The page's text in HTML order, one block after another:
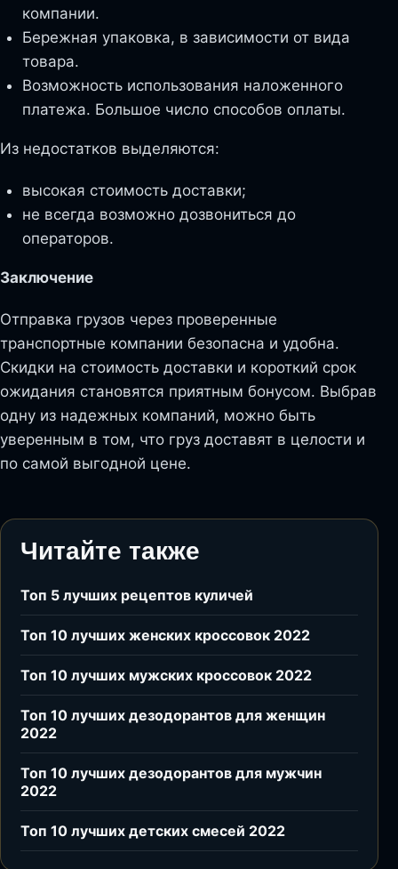
компании.
Бережная упаковка, в зависимости от вида
товара.
Возможность использования наложенного
платежа. Большое число способов оплаты.
Из недостатков выделяются:
высокая стоимость доставки;
не всегда возможно дозвониться до
операторов.
Заключение
Отправка грузов через проверенные
транспортные компании безопасна и удобна.
Скидки на стоимость доставки и короткий срок
ожидания становятся приятным бонусом. Выбрав
одну из надежных компаний, можно быть
уверенным в том, что груз доставят в целости и
по самой выгодной цене.
Читайте также
Топ 5 лучших рецептов куличей
Топ 10 лучших женских кроссовок 2022
Топ 10 лучших мужских кроссовок 2022
Топ 10 лучших дезодорантов для женщин
2022
Топ 10 лучших дезодорантов для мужчин
2022
Топ 10 лучших детских смесей 2022